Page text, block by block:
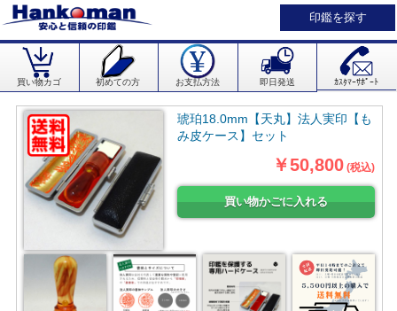
印鑑を探す
買い物カゴ 初めての方 お支払方法 即日発送 ｶｽﾀﾏｰｻﾎﾟｰﾄ
琥珀18.0mm【天丸】法人実印【も
み皮ケース】セット
￥50,800 (税込)